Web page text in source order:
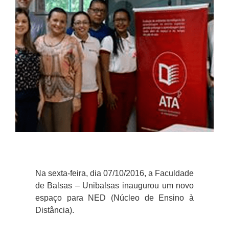
Na sexta-feira, dia 07/10/2016, a Faculdade
de Balsas – Unibalsas inaugurou um novo
espaço para NED (Núcleo de Ensino à
Distância).